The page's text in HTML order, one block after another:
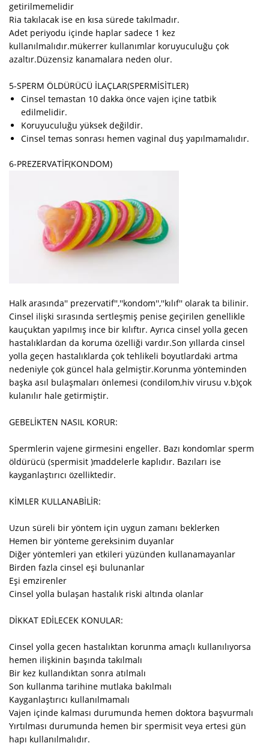
getirilmemelidir
Ria takılacak ise en kısa sürede takılmadır.
Adet periyodu içinde haplar sadece 1 kez
kullanılmalıdır.mükerrer kullanımlar koruyuculuğu çok
azaltır.Düzensiz kanamalara neden olur.
5-SPERM ÖLDÜRÜCÜ İLAÇLAR(SPERMİSİTLER)
Cinsel temastan 10 dakka önce vajen içine tatbik
edilmelidir.
Koruyuculuğu yüksek değildir.
Cinsel temas sonrası hemen vaginal duş yapılmamalıdır.
6-PREZERVATİF(KONDOM)
Halk arasında'' prezervatif'',''kondom'',''kılıf'' olarak ta bilinir.
Cinsel ilişki sırasında sertleşmiş penise geçirilen genellikle
kauçuktan yapılmış ince bir kılıftır. Ayrıca cinsel yolla gecen
hastalıklardan da koruma özelliği vardır.Son yıllarda cinsel
yolla geçen hastalıklarda çok tehlikeli boyutlardaki artma
nedeniyle çok güncel hala gelmiştir.Korunma yönteminden
başka asıl bulaşmaları önlemesi (condilom,hiv virusu v.b)çok
kulanılır hale getirmiştir.
GEBELİKTEN NASIL KORUR:
Spermlerin vajene girmesini engeller. Bazı kondomlar sperm
öldürücü (spermisit )maddelerle kaplıdır. Bazıları ise
kayganlaştırıcı özelliktedir.
KİMLER KULLANABİLİR:
Uzun süreli bir yöntem için uygun zamanı beklerken
Hemen bir yönteme gereksinim duyanlar
Diğer yöntemleri yan etkileri yüzünden kullanamayanlar
Birden fazla cinsel eşi bulunanlar
Eşi emzirenler
Cinsel yolla bulaşan hastalık riski altında olanlar
DİKKAT EDİLECEK KONULAR:
Cinsel yolla gecen hastalıktan korunma amaçlı kullanılıyorsa
hemen ilişkinin başında takılmalı
Bir kez kullandıktan sonra atılmalı
Son kullanma tarihine mutlaka bakılmalı
Kayganlaştırıcı kullanılmamalı
Vajen içinde kalması durumunda hemen doktora başvurmalı
Yırtılması durumunda hemen bir spermisit veya ertesi gün
hapı kullanılmalıdır.